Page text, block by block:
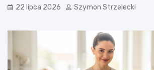
22 lipca 2026 Szymon Strzelecki